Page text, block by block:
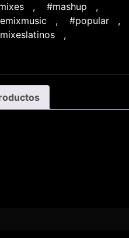
, #mashup
,
, #popular
,
,